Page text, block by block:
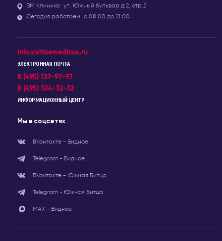
ВМ Клиника ул. Южный бульвар д.2, стр.2
Сегодня работаем с 08:00 до 21:00
info@vitaemedicus.ru
ЭЛЕКТРОННАЯ ПОЧТА
8 (495) 137-97-97
8 (495) 104-32-32
ИНФОРМАЦИОННЫЙ ЦЕНТР
Мы в соцсетях
ВКонтакте - Видное
Telegram - Видное
ВКонтакте - Южная Битца
Telegram - Южная Битца
МАХ - Видное